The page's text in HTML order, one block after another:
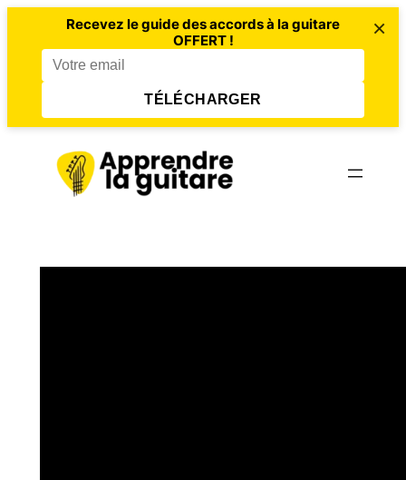
Recevez le guide des accords à la guitare
OFFERT !
TÉLÉCHARGER
×
contenu